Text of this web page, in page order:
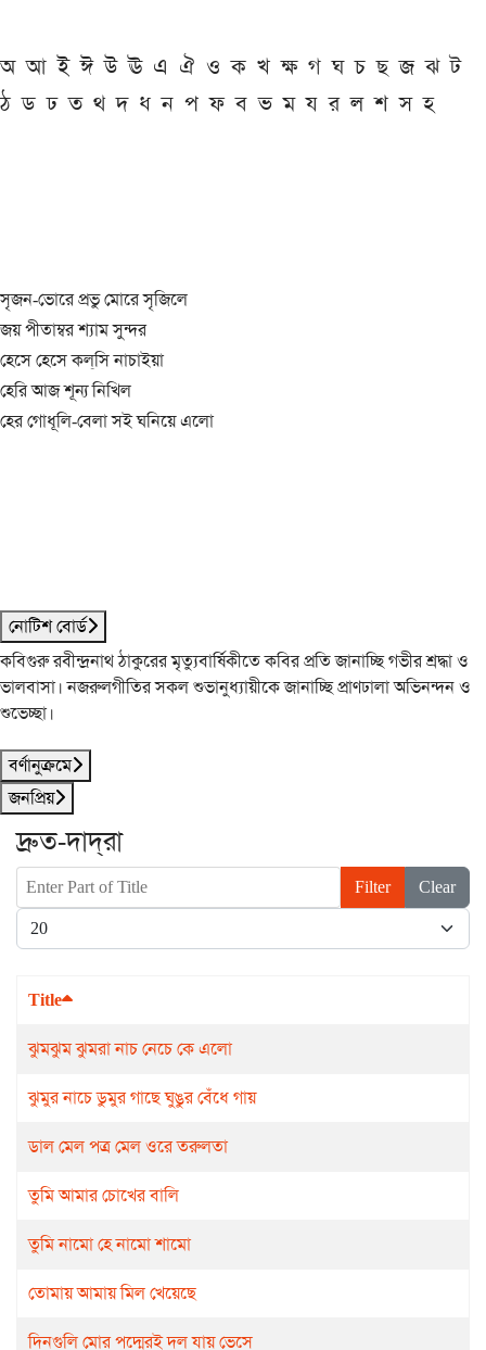
অ আ ই ঈ উ ঊ এ ঐ ও ক খ ক্ষ গ ঘ চ ছ জ ঝ ট
ঠ ড ঢ ত থ দ ধ ন প ফ ব ভ ম য র ল শ স হ
সৃজন-ভোরে প্রভু মোরে সৃজিলে
জয় পীতাম্বর শ্যাম সুন্দর
হেসে হেসে কল্‌সি নাচাইয়া
হেরি আজ শূন্য নিখিল
হের গোধূলি-বেলা সই ঘনিয়ে এলো
নোটিশ বোর্ড
কবিগুরু রবীন্দ্রনাথ ঠাকুরের মৃত্যুবার্ষিকীতে কবির প্রতি জানাচ্ছি গভীর শ্রদ্ধা ও
ভালবাসা। নজরুলগীতির সকল শুভানুধ্যায়ীকে জানাচ্ছি প্রাণঢালা অভিনন্দন ও
শুভেচ্ছা।
বর্ণানুক্রমে
জনপ্রিয়
দ্রুত-দাদ্‌রা
Enter Part of Title Filter
Clear
Display #
Title
ঝুমঝুম ঝুমরা নাচ নেচে কে এলো
ঝুমুর নাচে ডুমুর গাছে ঘুঙুর বেঁধে গায়
ডাল মেল পত্র মেল ওরে তরুলতা
তুমি আমার চোখের বালি
তুমি নামো হে নামো শামো
তোমায় আমায় মিল খেয়েছে
দিনগুলি মোর পদ্মেরই দল যায় ভেসে